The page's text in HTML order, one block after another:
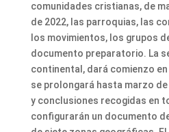
comunidades cristianas, de
de 2022, las parroquias, las
los movimientos, los grupos
documento preparatorio. La
continental, dará comienzo
se prolongará hasta marzo
y conclusiones recogidas en
configurarán un documento